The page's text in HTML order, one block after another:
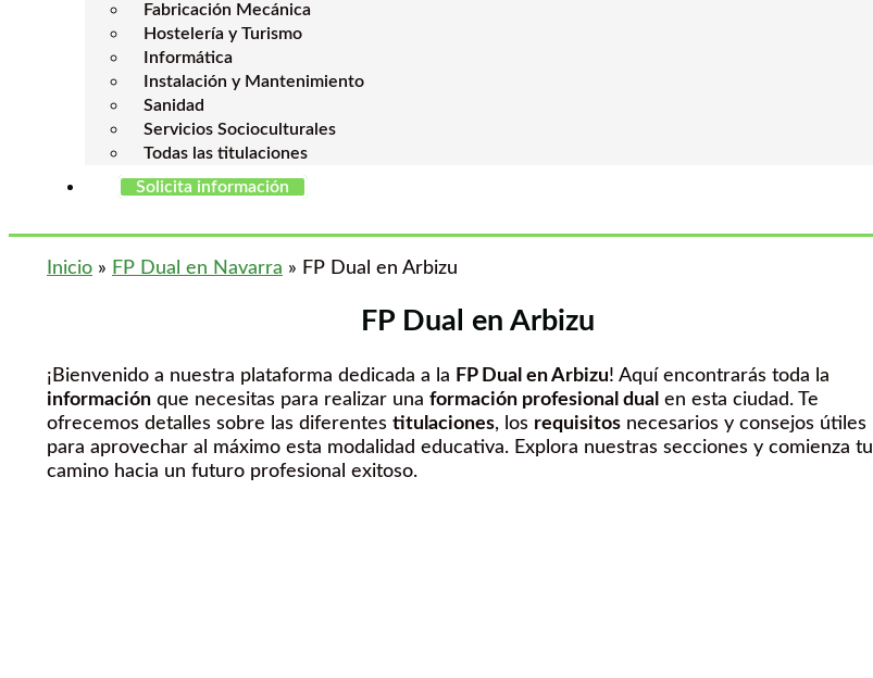
Fabricación Mecánica
Hostelería y Turismo
Informática
Instalación y Mantenimiento
Sanidad
Servicios Socioculturales
Todas las titulaciones
Solicita información
Inicio » FP Dual en Navarra » FP Dual en Arbizu
FP Dual en Arbizu
¡Bienvenido a nuestra plataforma dedicada a la FP Dual en Arbizu! Aquí encontrarás toda la
información que necesitas para realizar una formación profesional dual en esta ciudad. Te
ofrecemos detalles sobre las diferentes titulaciones, los requisitos necesarios y consejos útiles
para aprovechar al máximo esta modalidad educativa. Explora nuestras secciones y comienza tu
camino hacia un futuro profesional exitoso.